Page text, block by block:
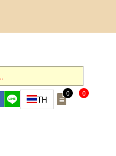
TH
0 0